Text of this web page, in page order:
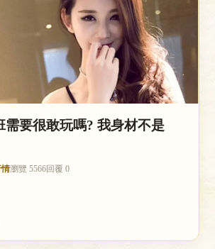
需要很敢玩嗎? 我身材不是
情瀏覽 5566回覆 0